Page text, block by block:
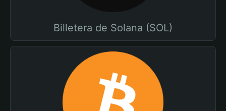
Billetera de Solana (SOL)